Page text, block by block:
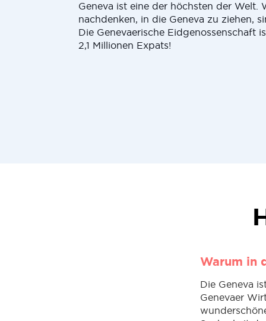
Geneva ist eine der höchsten der Welt.
nachdenken, in die Geneva zu ziehen,
Die Genevaerische Eidgenossenschaft
2,1 Millionen Expats!
Warum in
Die Geneva
Genevaer